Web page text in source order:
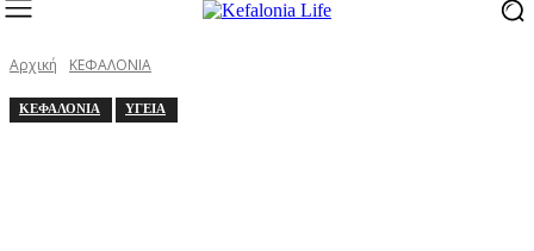
Αρχική ΚΕΦΑΛΟΝΙΑ
ΚΕΦΑΛΟΝΙΑ ΥΓΕΙΑ